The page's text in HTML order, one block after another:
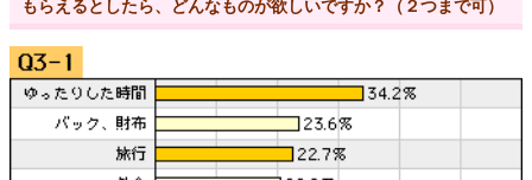
もらえるとしたら、どんなものが欲しいですか？（２つまで可）